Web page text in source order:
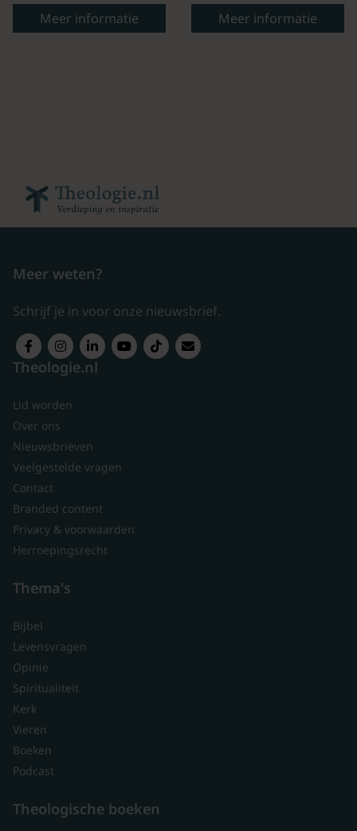
Meer informatie
Meer informatie
Meer weten?
Schrijf je in voor onze nieuwsbrief.
Theologie.nl
Lid worden
Over ons
Nieuwsbrieven
Veelgestelde vragen
Contact
Branded content
Privacy & voorwaarden
Herroepingsrecht
Thema's
Bijbel
Levensvragen
Opinie
Spiritualiteit
Kerk
Vieren
Boeken
Podcast
Theologische boeken